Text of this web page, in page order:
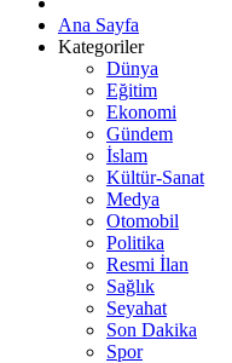
Ana Sayfa
Kategoriler
Dünya
Eğitim
Ekonomi
Gündem
İslam
Kültür-Sanat
Medya
Otomobil
Politika
Resmi İlan
Sağlık
Seyahat
Son Dakika
Spor